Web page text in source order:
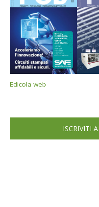
Edicola web
ISCRIVITI